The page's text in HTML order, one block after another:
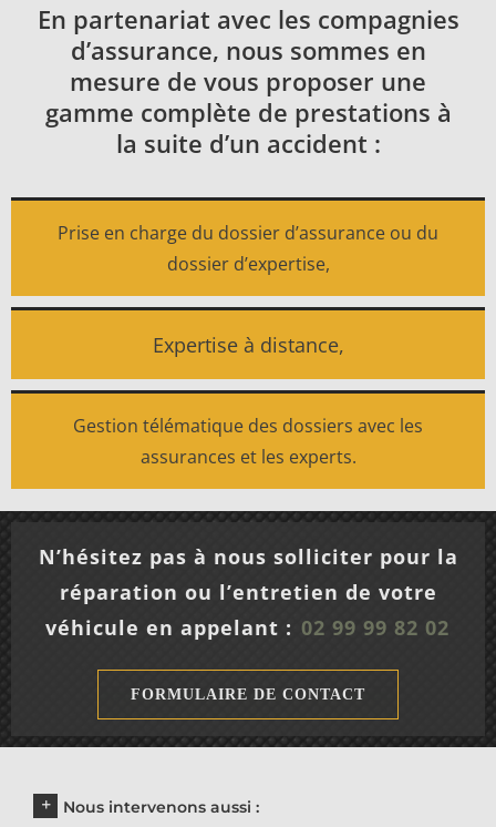
En partenariat avec les compagnies
d’assurance, nous sommes en
mesure de vous proposer une
gamme complète de prestations à
la suite d’un accident :
Prise en charge du dossier d’assurance ou du
dossier d’expertise,
Expertise à distance,
Gestion télématique des dossiers avec les
assurances et les experts.
N’hésitez pas à nous solliciter pour la
réparation ou l’entretien de votre
véhicule en appelant : 02 99 99 82 02
FORMULAIRE DE CONTACT
Nous intervenons aussi :